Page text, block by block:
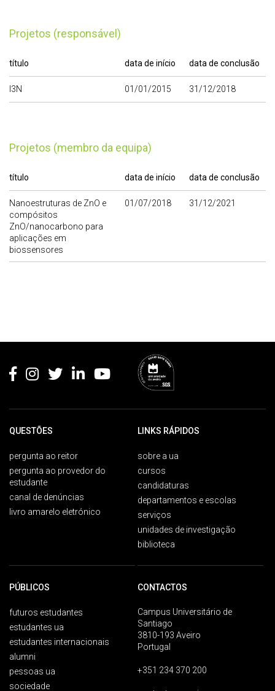
Projetos (responsável)
título data de início data de conclusão
I3N 01/01/2015 31/12/2018
Projetos (membro da equipa)
título data de início data de conclusão
Nanoestruturas de ZnO e
compósitos
ZnO/nanocarbono para
aplicações em
biossensores
01/07/2018 31/12/2021
QUESTÕES
pergunta ao reitor
pergunta ao provedor do
estudante
canal de denúncias
livro amarelo eletrónico
LINKS RÁPIDOS
sobre a ua
cursos
candidaturas
departamentos e escolas
serviços
unidades de investigação
biblioteca
PÚBLICOS
futuros estudantes
estudantes ua
estudantes internacionais
alumni
pessoas ua
sociedade
CONTACTOS
Campus Universitário de
Santiago
3810-193 Aveiro
Portugal
+351 234 370 200